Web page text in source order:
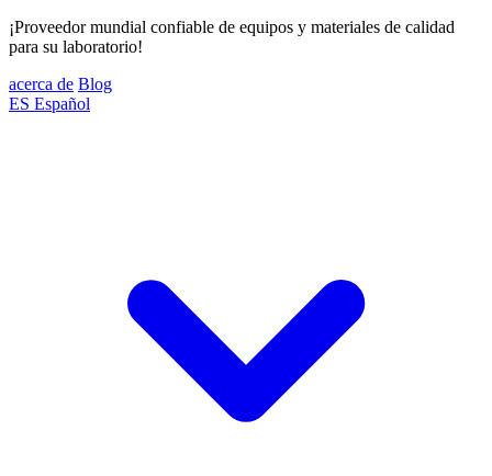
¡Proveedor mundial confiable de equipos y materiales de calidad
para su laboratorio!
acerca de Blog
ES Español